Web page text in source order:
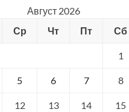
Август 2026
Ср Чт Пт Сб
1
5 6 7 8
12 13 14 15